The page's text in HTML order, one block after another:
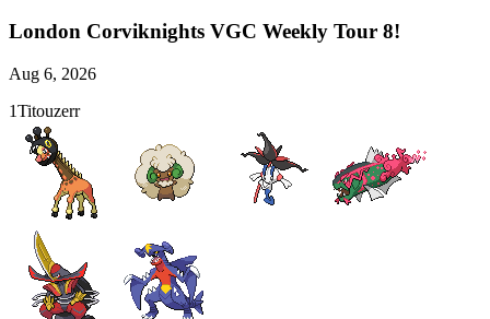
London Corviknights VGC Weekly Tour 8!
Aug 6, 2026
1Titouzerr